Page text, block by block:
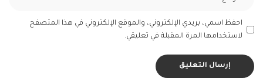
احفظ اسمي، بريدي الإلكتروني، والموقع الإلكتروني في هذا المتصفح
لاستخدامها المرة المقبلة في تعليقي.